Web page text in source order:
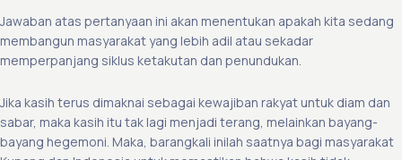
Jawaban atas pertanyaan ini akan menentukan apakah kita sedang
membangun masyarakat yang lebih adil atau sekadar
memperpanjang siklus ketakutan dan penundukan.
Jika kasih terus dimaknai sebagai kewajiban rakyat untuk diam dan
sabar, maka kasih itu tak lagi menjadi terang, melainkan bayang-
bayang hegemoni. Maka, barangkali inilah saatnya bagi masyarakat